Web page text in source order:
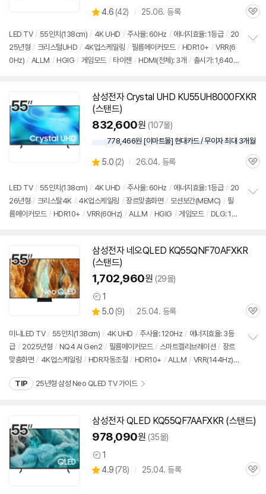
별
점
4.6 (상
리
뷰
42) 25.06. 등록
관
LED TV / 55인치 (138cm) / 4K UHD / 주사율: 60Hz / 에너지효율: 1등급 / 20
25년형 / 크리스털UHD / 4K업스케일링 / 필름메이커모드 / HDR10+ / VRR(6
0Hz) / ALLM / HGIG / 게임모드 / 타이젠 / HDMI(전체): 3개 / 출시가: 1,640,0
기
삼성전자 Crystal UHD KU55UH8000FXKR
(스탠드)
832,600원 (107몰)
778,466원 [이마트몰] 현대카드 / 무이자 최대 3개월
별
5.0 (상
리
뷰
2) 26.04. 등록
관
LED TV / 55인치 (138cm) / 4K UHD / 주사율: 60Hz / 에너지효율: 1등급 / 20
26년형 / 크리스탈4K / 4K업스케일링 / 장르맞춤화면 / 모션보간(MEMC) / 필
름메이커모드 / HDR10+ / VRR(60Hz) / ALLM / HGIG / 게임모드 / DLG: 12
삼성전자 네오QLED KQ55QNF70AFXKR
(스탠드)
1,702,960원 (29몰)
상
품
견
1
별
점
5.0 (상
리
뷰
9) 25.04. 등록
관
미니LED TV / 55인치 (138cm) / 4K UHD / 주사율: 120Hz / 에너지효율: 3등
급 / 2025년형 / NQ4 AI Gen2 / 필름메이커모드 / 스마트캘리브레이션 / 장르
맞춤화면 / 4K업스케일링 / HDR자동조절 / HDR10+ / ALLM / VRR(144Hz)
개
/ 출시가: 1,640,000원
TIP 25년형 삼성 Neo QLED TV 가이드
삼성전자 QLED KQ55QF7AAFXKR (스탠드)
978,090원 (35몰)
상
품
1
별
4.9 (상
78) 25.04. 등록
관